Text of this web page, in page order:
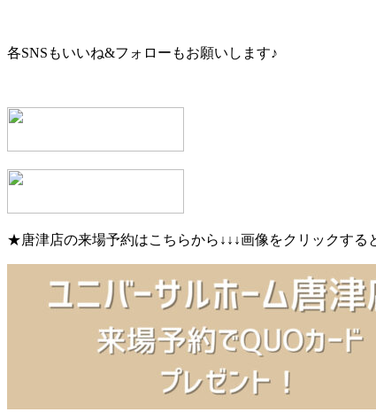
各SNSもいいね&フォローもお願いします♪
★唐津店の来場予約はこちらから↓↓↓画像をクリックする